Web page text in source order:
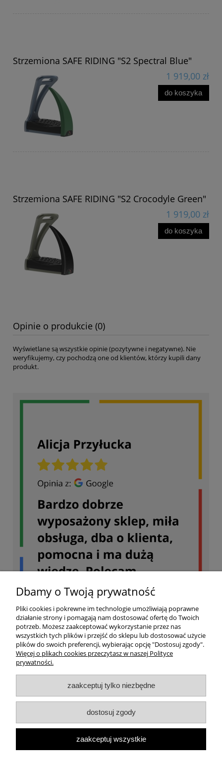
Strzemiona SAFE RIDING "S2 Spectral Blue"
1 919,00 zł
do koszyka
Strzemiona SAFE RIDING "S2 Crocodyle Green"
1 919,00 zł
do koszyka
Opinie o produkcie (0)
Wyświetlane są wszystkie opinie (pozytywne i negatywne). Nie
weryfikujemy, czy pochodzą one od klientów, którzy kupili dany
produkt.
Twoje konto
Dostawa
Ważne
Dbamy o Twoją prywatność
Pliki cookies i pokrewne im technologie umożliwiają poprawne
działanie strony i pomagają nam dostosować ofertę do Twoich
potrzeb. Możesz zaakceptować wykorzystanie przez nas
wszystkich tych plików i przejść do sklepu lub dostosować użycie
plików do swoich preferencji, wybierając opcję "Dostosuj zgody".
Więcej o plikach cookies przeczytasz w naszej Polityce
prywatności.
zaakceptuj tylko niezbędne
dostosuj zgody
zaakceptuj wszystkie